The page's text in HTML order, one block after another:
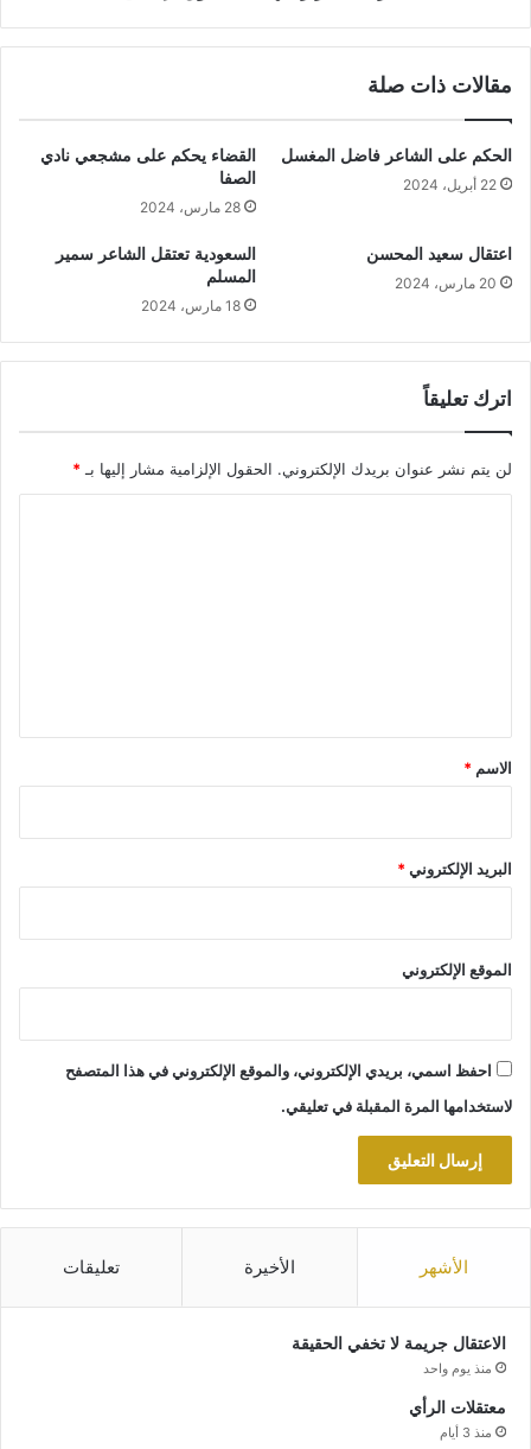
مقالات ذات صلة
الحكم على الشاعر فاضل المغسل
22 أبريل، 2024
القضاء يحكم على مشجعي نادي
الصفا
28 مارس، 2024
اعتقال سعيد المحسن
20 مارس، 2024
السعودية تعتقل الشاعر سمير
المسلم
18 مارس، 2024
اترك تعليقاً
لن يتم نشر عنوان بريدك الإلكتروني. الحقول الإلزامية مشار إليها بـ *
*
الاسم *
البريد الإلكتروني*
الموقع الإلكتروني
احفظ اسمي، بريدي الإلكتروني، والموقع الإلكتروني في هذا المتصفح
لاستخدامها المرة المقبلة في تعليقي.
الأشهر الأخيرة تعليقات
الاعتقال جريمة لا تخفي الحقيقة
منذ يوم واحد
معتقلات الرأي
منذ 3 أيام